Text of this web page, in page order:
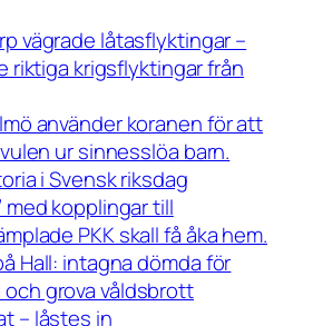
vägrade låtasflyktingar –
riktiga krigsflyktingar från
använder koranen för att
ur sinnesslöa barn.
i Svensk riksdag
med kopplingar till
PKK skall få åka hem.
Hall: intagna dömda för
och grova våldsbrott
– låstes in